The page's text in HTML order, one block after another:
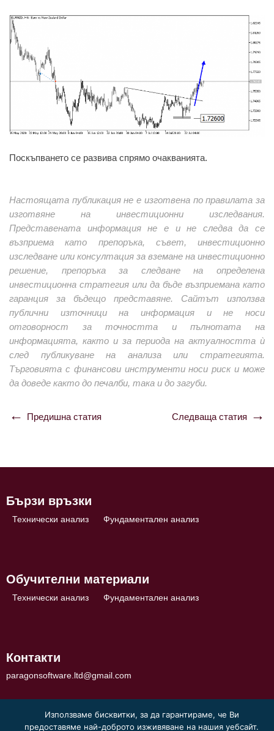
Поскъпването се развива спрямо очакванията.
Настоящата публикация не е изготвена по правилата за
изготвяне на инвестиционни изследвания.
Представената информация не е и не следва да се
възприема като препоръка, съвет, инвестиционно
изследване или консултация за вземане на инвестиционно
решение, препоръка за следване на определена
инвестиционна стратегия или да бъде възприемана като
гаранция за бъдещо представяне. Сайтът използва
публични източници на информация и не носи
отговорност за точността и пълнотата на
информацията, както и за периода на актуалността ѝ
след публикуване на анализа или стратегията.
Търговията с финансови инструменти носи риск и може
да доведе както до печалби, така и до загуби.
Навигация
Предишна статия Следваща статия
Бързи връзки
Технически анализ Фундаментален анализ
Обучителни материали
Технически анализ Фундаментален анализ
Контакти
paragonsoftware.ltd@gmail.com
Използваме бисквитки, за да гарантираме, че Ви
предоставяме най-доброто изживяване на нашия уебсайт.